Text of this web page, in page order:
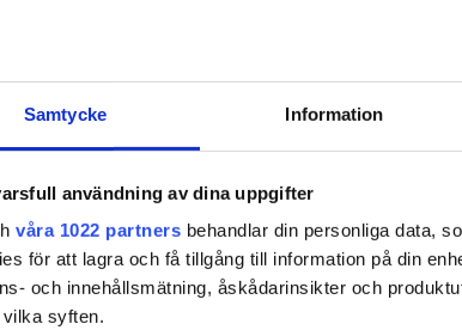
Samtycke Information
användning av dina uppgifter
våra 1022 partners behandlar din personliga data,
för att lagra och få tillgång till information på din
och innehållsmätning, åskådarinsikter och
syften.